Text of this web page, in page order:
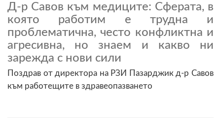
Д-р Савов към медиците: Сферата, в
която работим е трудна и
проблематична, често конфликтна и
агресивна, но знаем и какво ни
зарежда с нови сили
Поздрав от директора на РЗИ Пазарджик д-р Савов
към работещите в здравеопазването